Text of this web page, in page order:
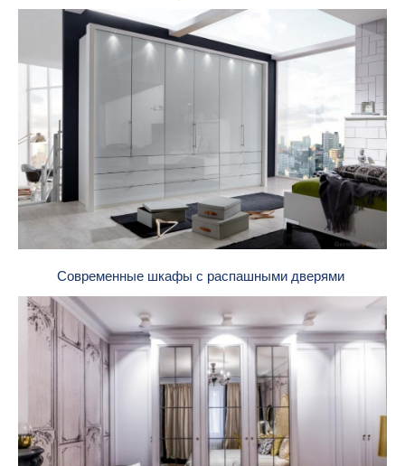
Современные шкафы с распашными дверями